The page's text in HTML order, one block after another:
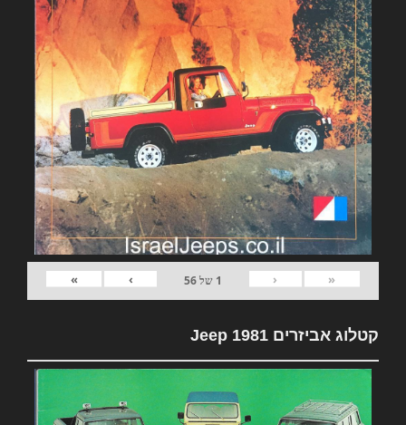
«
‹
1 של56
›
»
קטלוג אביזרים 1981 Jeep